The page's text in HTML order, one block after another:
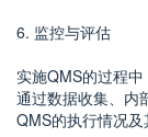
6. 监控与评估
实施QMS的过程中
通过数据收集、内
QMS的执行情况及